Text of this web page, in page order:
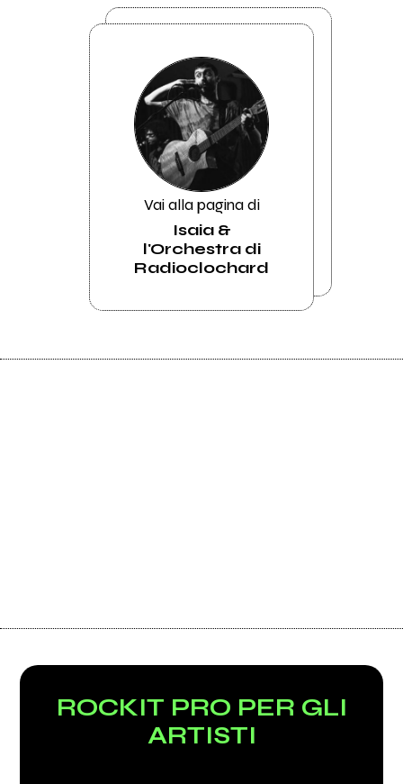
Vai alla pagina di
Isaia &
l'Orchestra di
Radioclochard
ROCKIT PRO PER GLI
ARTISTI